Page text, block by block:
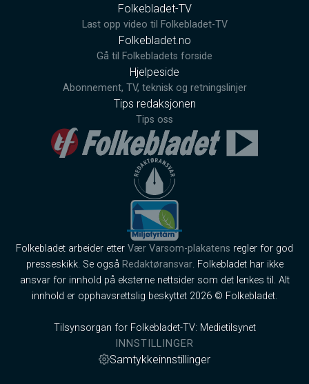
Folkebladet-TV
Last opp video til Folkebladet-TV
Folkebladet.no
Gå til Folkebladets forside
Hjelpeside
Abonnement, TV, teknisk og retningslinjer
Tips redaksjonen
Tips oss
Folkebladet arbeider etter Vær Varsom-plakatens regler for god
presseskikk. Se også Redaktøransvar. Folkebladet har ikke
ansvar for innhold på eksterne nettsider som det lenkes til. Alt
innhold er opphavsrettslig beskyttet 2026 © Folkebladet.
Tilsynsorgan for Folkebladet-TV: Medietilsynet
INNSTILLINGER
Samtykkeinnstillinger